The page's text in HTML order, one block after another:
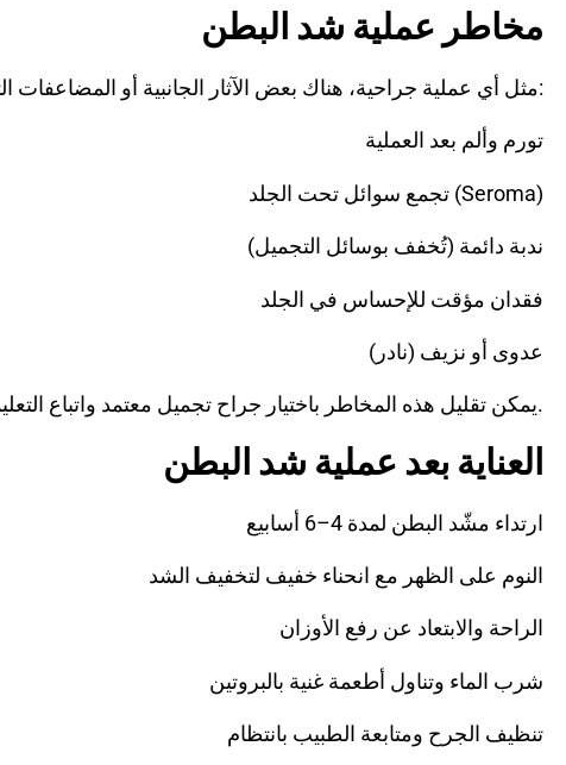
مخاطر عملية شد البطن
مثل أي عملية جراحية، هناك بعض الآثار الجانبية أو المضاعفات التي قد تحدث، ومنها:
تورم وألم بعد العملية
تجمع سوائل تحت الجلد (Seroma)
ندبة دائمة (تُخفف بوسائل التجميل)
فقدان مؤقت للإحساس في الجلد
عدوى أو نزيف (نادر)
📌 يمكن تقليل هذه المخاطر باختيار جراح تجميل معتمد واتباع التعليمات بدقة بعد العملية.
العناية بعد عملية شد البطن
ارتداء مشّد البطن لمدة 4–6 أسابيع
النوم على الظهر مع انحناء خفيف لتخفيف الشد
الراحة والابتعاد عن رفع الأوزان
شرب الماء وتناول أطعمة غنية بالبروتين
تنظيف الجرح ومتابعة الطبيب بانتظام